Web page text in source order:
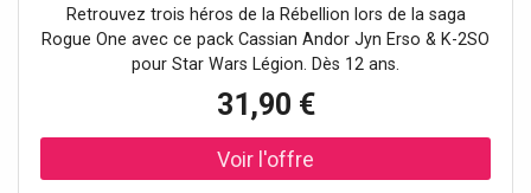
Retrouvez trois héros de la Rébellion lors de la saga
Rogue One avec ce pack Cassian Andor Jyn Erso & K-2SO
pour Star Wars Légion. Dès 12 ans.
31,90 €